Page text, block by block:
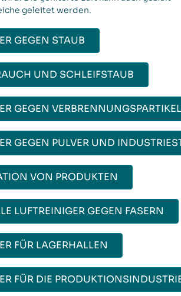
geleitet werden.
GEGEN STAUB
UND SCHLEIFSTAUB
GEGEN VERBRENNUNGSPARTIKEL
GEGEN PULVER UND
VON PRODUKTEN
LUFTREINIGER GEGEN FASERN
FÜR LAGERHALLEN
FÜR DIE